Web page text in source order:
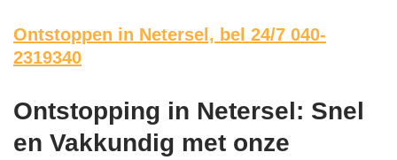
Ontstoppen in Netersel, bel 24/7 040-
2319340
Ontstopping in Netersel: Snel
en Vakkundig met onze